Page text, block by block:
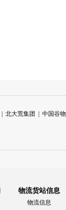
北大荒集团 中国谷
物流货站信息
物流信息